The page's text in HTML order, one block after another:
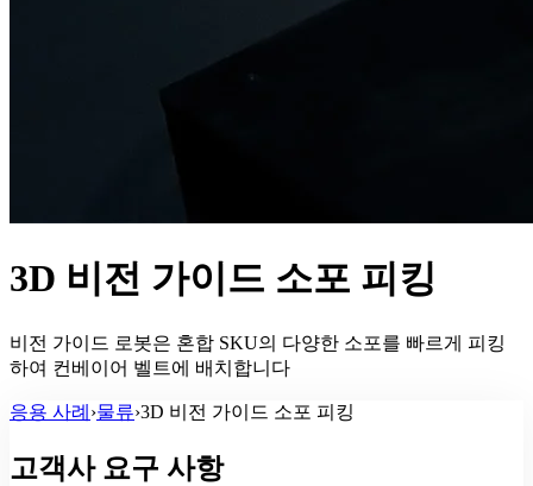
3D 비전 가이드 소포 피킹
비전 가이드 로봇은 혼합 SKU의 다양한 소포를 빠르게 피킹
하여 컨베이어 벨트에 배치합니다
응용 사례 ›물류›3D 비전 가이드 소포 피킹
고객사 요구 사항